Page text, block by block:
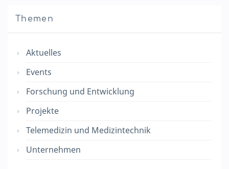
Themen
Aktuelles
Events
Forschung und Entwicklung
Projekte
Telemedizin und Medizintechnik
Unternehmen